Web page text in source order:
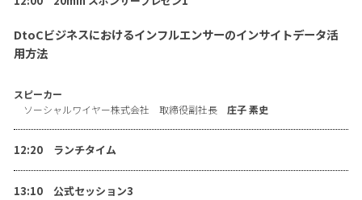
DtoCビジネスにおけるインフルエンサーのインサイトデータ活
用方法
スピーカー
ソーシャルワイヤー株式会社 取締役副社長 庄子 素史
12:20 ランチタイム
13:10 公式セッション3